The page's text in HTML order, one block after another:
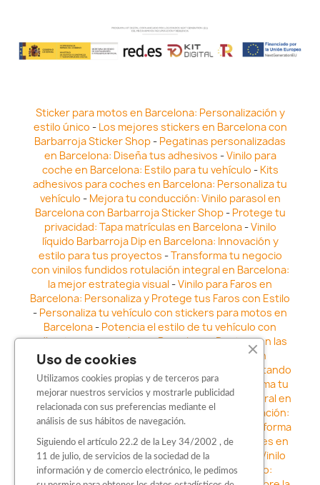
Sticker para motos en Barcelona: Personalización y
estilo único - Los mejores stickers en Barcelona con
Barbarroja Sticker Shop- Pegatinas personalizadas
en Barcelona: Diseña tus adhesivos -Vinilo para
coche en Barcelona: Estilo para tu vehículo - Kits
adhesivos para coches en Barcelona: Personaliza tu
vehículo - Mejora tu conducción: Vinilo parasol en
Barcelona con Barbarroja Sticker Shop- Protege tu
privacidad: Tapa matrículas en Barcelona-Vinilo
líquido Barbarroja Dip en Barcelona: Innovación y
estilo para tus proyectos -Transforma tu negocio
con vinilos fundidos rotulación integral en Barcelona:
la mejor estrategia visual -Vinilo para Faros en
Barcelona: Personaliza y Protege tus Faros con Estilo
- Personaliza tu vehículo con stickers para motos en
Barcelona- Potencia el estilo de tu vehículo con
adhesivos para coche en Barcelona-Destaca en las
calles: Los Mejores stickers para coches en
Vinilo para faros en Barcelona: Resaltando
la Estética y Seguridad del Automóvil- Transforma tu
vehículo con los vinilos fundidos rotulación integral en
Barcelona-Explora la Innovación en Personalización:
Vinilo líquido barbarroja dip en Barcelona
Transforma
tu vehículo con estilo: Kits adhesivos para coches en
Barcelona-Personaliza tu vehículo con estilo: Vinilo
para coche en Barcelona-Destaca con Estilo:
Uso de cookies
Utilizamos cookies propias y de terceros para
mejorar nuestros servicios y mostrarle publicidad
relacionada con sus preferencias mediante el
análisis de sus hábitos de navegación.
Siguiendo el artículo 22.2 de la Ley 34/2002 , de
11 de julio, de servicios de la sociedad de la
información y de comercio electrónico, le pedimos